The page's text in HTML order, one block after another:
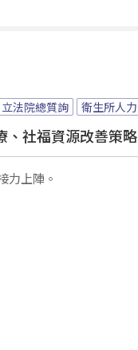
立法院總質詢 衛生所人力
、社福資源改善策略
力上陣。